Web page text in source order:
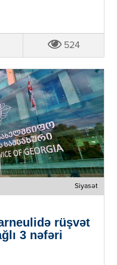
524
Siyasət
rüşvət
3 nəfəri